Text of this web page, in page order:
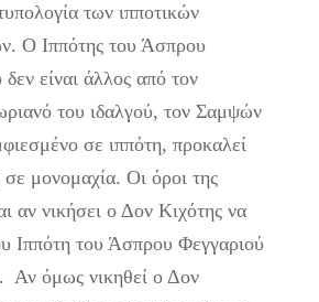
των ιπποτικών
Ο Ιππότης του Άσπρου
είναι άλλος από τον
του ιδαλγού, τον Σαμψών
σε ιππότη, προκαλεί
μονομαχία. Οι όροι της
αν νικήσει ο Δον Κιχότης να
Ιππότη του Άσπρου Φεγγαριού
Αν όμως νικηθεί ο Δον